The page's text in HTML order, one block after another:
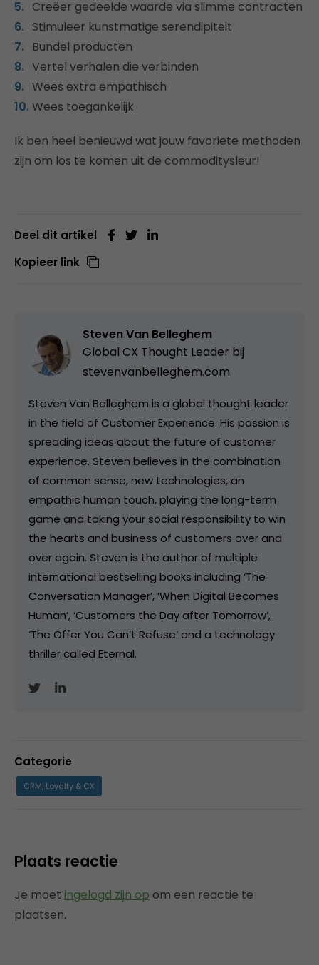
Creëer gedeelde waarde via slimme contracten
Stimuleer kunstmatige serendipiteit
Bundel producten
Vertel verhalen die verbinden
Wees extra empathisch
Wees toegankelijk
Ik ben heel benieuwd wat jouw favoriete methoden
zijn om los te komen uit de commoditysleur!
Deel dit artikel
Kopieer link
Steven Van Belleghem
Global CX Thought Leader bij
stevenvanbelleghem.com
Steven Van Belleghem is a global thought leader
in the field of Customer Experience. His passion is
spreading ideas about the future of customer
experience. Steven believes in the combination
of common sense, new technologies, an
empathic human touch, playing the long-term
game and taking your social responsibility to win
the hearts and business of customers over and
over again. Steven is the author of multiple
international bestselling books including ‘The
Conversation Manager’, ‘When Digital Becomes
Human’, ‘Customers the Day after Tomorrow’,
‘The Offer You Can’t Refuse’ and a technology
thriller called Eternal.
Categorie
CRM, Loyalty & CX
Plaats reactie
Je moet ingelogd zijn op om een reactie te
plaatsen.